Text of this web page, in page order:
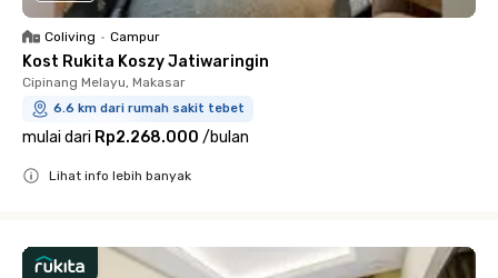
Coliving • Campur
Kost Rukita Koszy Jatiwaringin
Cipinang Melayu, Makasar
6.6 km dari rumah sakit tebet
mulai dari Rp2.268.000 /bulan
Lihat info lebih banyak